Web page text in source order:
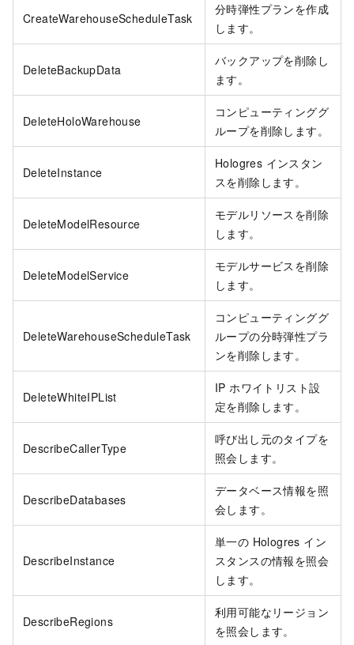
CreateWarehouseScheduleTask
分時弾性プランを作成
します。
DeleteBackupData
バックアップを削除し
ます。
DeleteHoloWarehouse
コンピューティンググ
ループを削除します。
DeleteInstance
Hologres インスタン
スを削除します。
DeleteModelResource
モデルリソースを削除
します。
DeleteModelService
モデルサービスを削除
します。
DeleteWarehouseScheduleTask
コンピューティンググ
ループの分時弾性プラ
ンを削除します。
DeleteWhiteIPList
IP ホワイトリスト設
定を削除します。
DescribeCallerType
呼び出し元のタイプを
照会します。
DescribeDatabases
データベース情報を照
会します。
DescribeInstance
単一の Hologres イン
スタンスの情報を照会
します。
DescribeRegions
利用可能なリージョン
を照会します。